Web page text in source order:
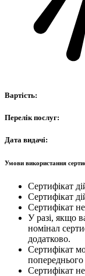
Вартість:
Перелік послуг:
Дата видачі:
Умови використання
Сертифікат
Сертифікат
Сертифікат
У разі, якщо
номінал
додатково.
Сертифікат
попереднього
Сертифікат